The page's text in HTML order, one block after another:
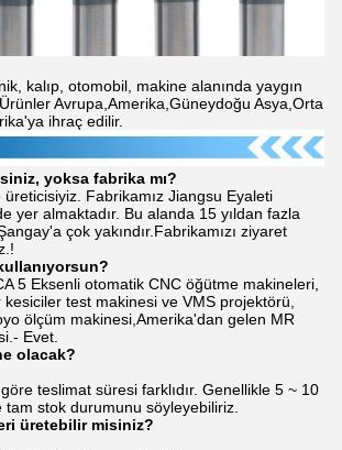
kalıp, otomobil, makine alanında yaygın
Avrupa,Amerika,Güneydoğu Asya,Orta
ihraç edilir.
yoksa fabrika mı?
Fabrikamız Jiangsu Eyaleti
yer almaktadır. Bu alanda 15 yıldan fazla
çok yakındır.Fabrikamızı ziyaret
5 Eksenli otomatik CNC öğütme makineleri,
test makinesi ve VMS projektörü,
ölçüm makinesi,Amerika'dan gelen MR
Evet.
olacak?
teslimat süresi farklıdır. Genellikle 5 ~ 10
stok durumunu söyleyebiliriz.
üretebilir misiniz?